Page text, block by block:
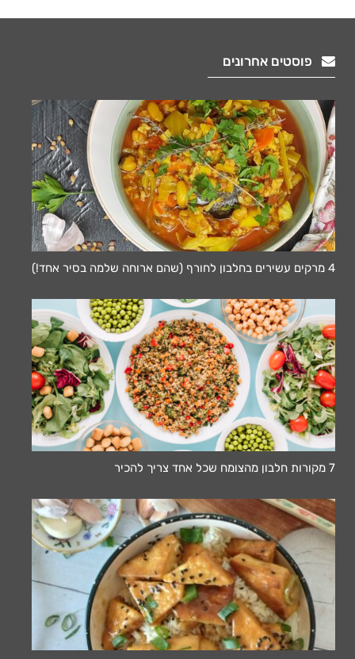
פוסטים אחרונים
4 מרקים עשירים בחלבון לחורף (שהם ארוחה שלמה בסיר אחד!)
7 מקורות חלבון מהצומח שכל אחד צריך להכיר